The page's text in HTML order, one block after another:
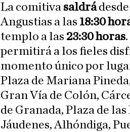
La comitiva saldrá
Angustias a las 18:30
templo a las 23:30 horas
permitirá a los fieles
momento único por
Plaza de Mariana
Gran Vía de Colón,
de Granada, Plaza de
Jáudenes, Alhóndiga,